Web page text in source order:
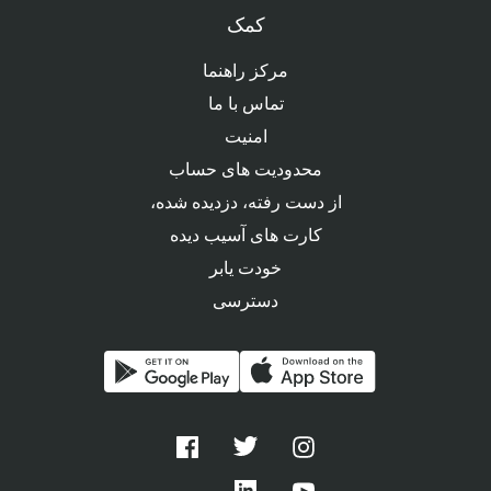
کمک
مرکز راهنما
تماس با ما
امنیت
محدودیت های حساب
از دست رفته، دزدیده شده،
کارت های آسیب دیده
خودت یابر
دسترسی